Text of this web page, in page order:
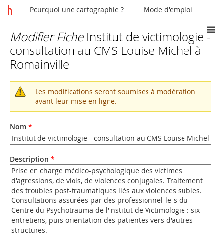
Vous
êtes
ici
Modifier FicheInstitut de victimologie -
consultation au CMS Louise Michel à
Romainville
Message
d'avertissement
Les modifications seront soumises à modération
avant leur mise en ligne.
Nom *
Description *
Pourquoi une cartographie ? Mode d'emploi